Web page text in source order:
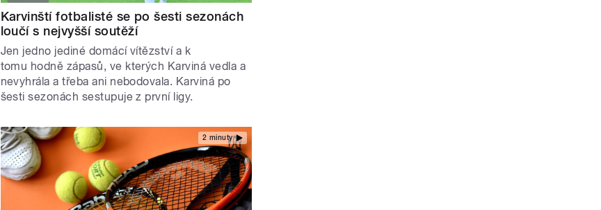
Karvinští fotbalisté se po šesti sezonách
loučí s nejvyšší soutěží
Jen jedno jediné domácí vítězství a k
tomu hodně zápasů, ve kterých Karviná vedla a
nevyhrála a třeba ani nebodovala. Karviná po
šesti sezonách sestupuje z první ligy.
2 minuty